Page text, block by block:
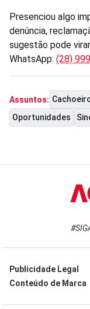
Presenciou algo
denúncia,
sugestão pode
WhatsApp: (28)
Assuntos:
Oportunidades
Publicidade Legal
Conteúdo de Marca